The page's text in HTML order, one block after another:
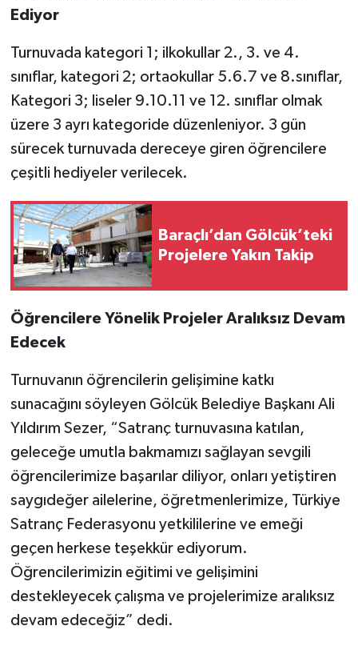
Ediyor
Turnuvada kategori 1; ilkokullar 2., 3. ve 4.
sınıflar, kategori 2; ortaokullar 5.6.7 ve 8.sınıflar,
Kategori 3; liseler 9.10.11 ve 12. sınıflar olmak
üzere 3 ayrı kategoride düzenleniyor. 3 gün
sürecek turnuvada dereceye giren öğrencilere
çeşitli hediyeler verilecek.
Baraçlı’dan Gölcük’teki
Projelere Yakın Takip
Öğrencilere Yönelik Projeler Aralıksız Devam
Edecek
Turnuvanın öğrencilerin gelişimine katkı
sunacağını söyleyen Gölcük Belediye Başkanı Ali
Yıldırım Sezer, “Satranç turnuvasına katılan,
geleceğe umutla bakmamızı sağlayan sevgili
öğrencilerimize başarılar diliyor, onları yetiştiren
saygıdeğer ailelerine, öğretmenlerimize, Türkiye
Satranç Federasyonu yetkililerine ve emeği
geçen herkese teşekkür ediyorum.
Öğrencilerimizin eğitimi ve gelişimini
destekleyecek çalışma ve projelerimize aralıksız
devam edeceğiz” dedi.